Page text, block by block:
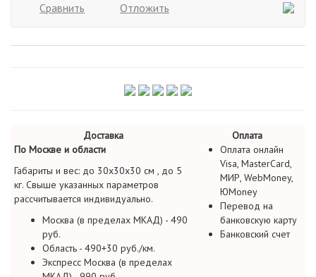
Сравнить Отложить
Доставка
Оплата
По Москве и области
Габариты и вес: до 30х30х30 см , до 5
кг. Свыше указанных параметров
рассчитывается индивидуально.
Москва (в пределах МКАД) - 490
руб.
Область - 490+30 руб./км.
Экспресс Москва (в пределах
Оплата онлайн
Visa, MasterCard,
МИР, WebMoney,
ЮMoney
Перевод на
банковскую карту
Банковский счет